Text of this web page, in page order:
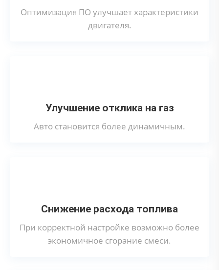
Оптимизация ПО улучшает характеристики
двигателя.
Улучшение отклика на газ
Авто становится более динамичным.
Снижение расхода топлива
При корректной настройке возможно более
экономичное сгорание смеси.